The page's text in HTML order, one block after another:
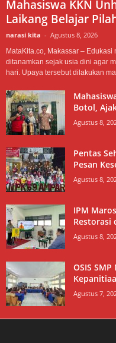
Mahasiswa KKN
Laikang Belajar
narasi kita - Agustus 8, 2026
MataKita.co, Makassar –
ditanamkan sejak usia dini agar
hari. Upaya tersebut dilakukan
Botol,
Agustus 8,
Pentas
Pesan
Agustus 8,
IPM
Restorasi
Agustus 8,
OSIS
Agustus 7,